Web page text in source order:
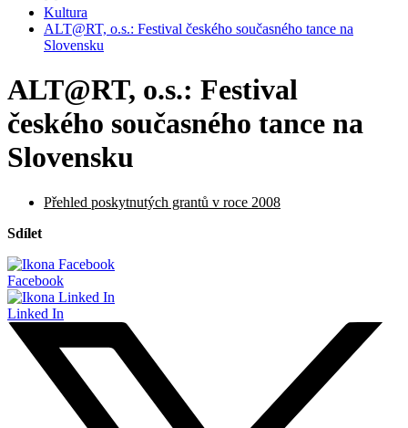
Kultura
ALT@RT, o.s.: Festival českého současného tance na
Slovensku
ALT@RT, o.s.: Festival
českého současného tance na
Slovensku
Přehled poskytnutých grantů v roce 2008
Sdílet
Facebook
Linked In